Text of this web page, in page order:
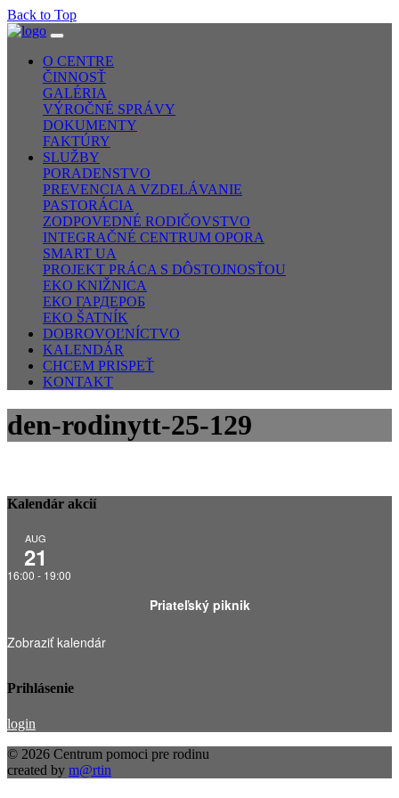
Back to Top
O CENTRE
ČINNOSŤ
GALÉRIA
VÝROČNÉ SPRÁVY
DOKUMENTY
FAKTÚRY
SLUŽBY
PORADENSTVO
PREVENCIA A VZDELÁVANIE
PASTORÁCIA
ZODPOVEDNÉ RODIČOVSTVO
INTEGRAČNÉ CENTRUM OPORA
SMART UA
PROJEKT PRÁCA S DÔSTOJNOSŤOU
EKO KNIŽNICA
ЕКО ГАРДЕРОБ
EKO ŠATNÍK
DOBROVOĽNÍCTVO
KALENDÁR
CHCEM PRISPEŤ
KONTAKT
den-rodinytt-25-129
Kalendár akcií
AUG
21
16:00 - 19:00
Priateľský piknik
Zobraziť kalendár
Prihlásenie
login
© 2026 Centrum pomoci pre rodinu
created by m@rtin